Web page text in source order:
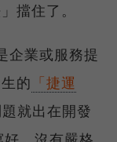
擋住了。
企業或服務提
的 「捷運
題就出在開發